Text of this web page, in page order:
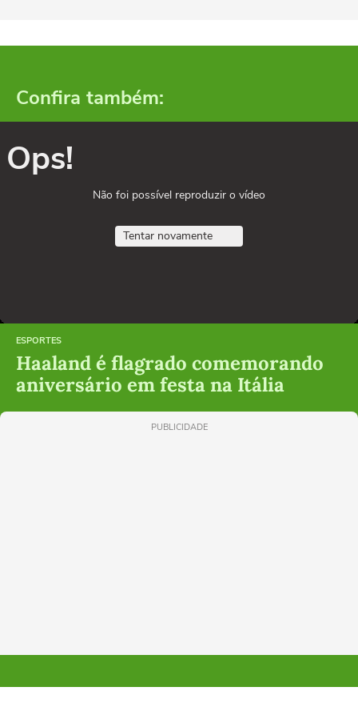
Confira também:
Ops!
Não foi possível reproduzir o vídeo
Tentar novamente
ESPORTES
Haaland é flagrado comemorando
aniversário em festa na Itália
PUBLICIDADE